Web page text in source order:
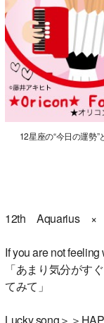
12星座の“今日の運勢
12th Aquarius ×
If you are not
「あまり気分がす
てみて」
Lucky song＞＞